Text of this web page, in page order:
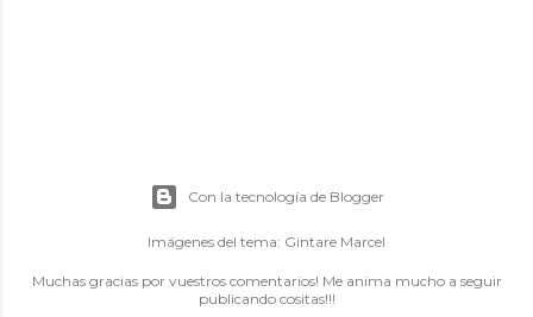
Con la tecnología de Blogger
Imágenes del tema: Gintare Marcel
Muchas gracias por vuestros comentarios! Me anima mucho a seguir
publicando cositas!!!